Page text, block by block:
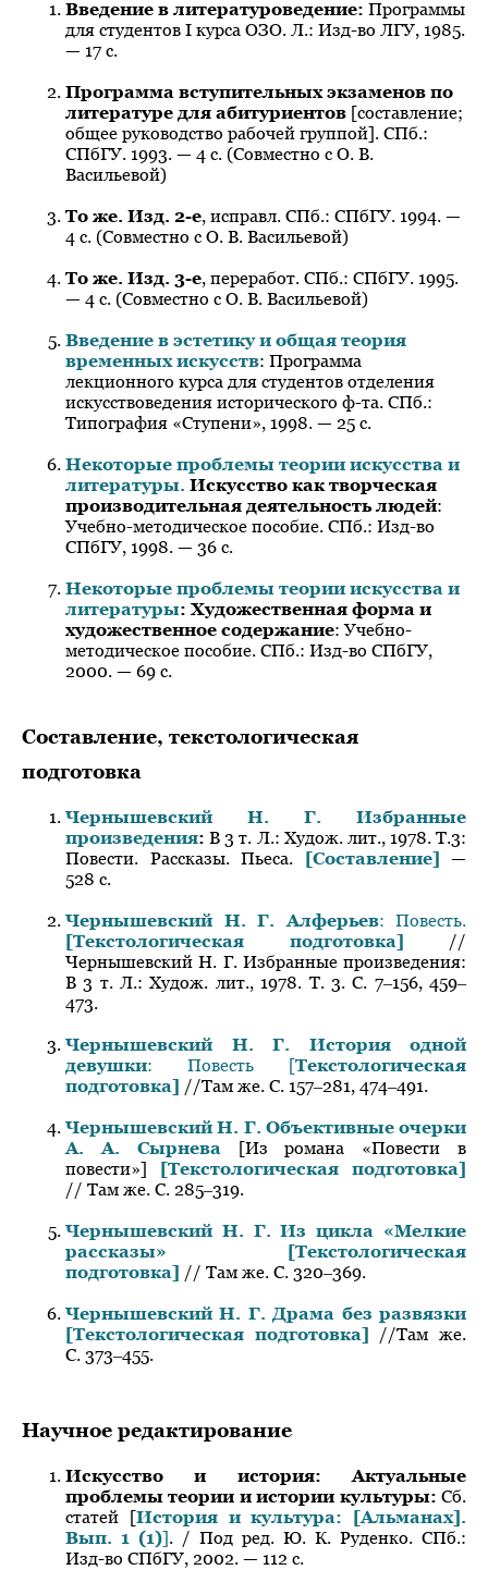
Введение в литературоведение: Программы
для студентов I курса ОЗО. Л.: Изд-во ЛГУ, 1985.
— 17 с.
Программа вступительных экзаменов по
литературе для абитуриентов [составление;
общее руководство рабочей группой]. СПб.:
СПбГУ. 1993. — 4 с. (Совместно с О. В.
Васильевой)
То же. Изд. 2-е, исправл. СПб.: СПбГУ. 1994. —
4 с. (Совместно с О. В. Васильевой)
То же. Изд. 3-е, переработ. СПб.: СПбГУ. 1995.
— 4 с. (Совместно с О. В. Васильевой)
Введение в эстетику и общая теория
временных искусств: Программа
лекционного курса для студентов отделения
искусствоведения исторического ф-та. СПб.:
Типография «Ступени», 1998. — 25 с.
Некоторые проблемы теории искусства и
литературы. Искусство как творческая
производительная деятельность людей:
Учебно-методическое пособие. СПб.: Изд-во
СПбГУ, 1998. — 36 с.
Некоторые проблемы теории искусства и
литературы: Художественная форма и
художественное содержание: Учебно-
методическое пособие. СПб.: Изд-во СПбГУ,
2000. — 69 с.
Составление, текстологическая
подготовка
Чернышевский Н. Г. Избранные
произведения:В 3 т. Л.: Худож. лит., 1978. Т.3:
Повести. Рассказы. Пьеса. [Составление] —
528 с.
Чернышевский Н. Г. Алферьев: Повесть.
[Текстологическая подготовка] //
Чернышевский Н. Г. Избранные произведения:
В 3 т. Л.: Худож. лит., 1978. Т. 3. С. 7‒156, 459‒
473.
Чернышевский Н. Г. История одной
девушки: Повесть [Текстологическая
подготовка] //Там же. С. 157‒281, 474‒491.
Чернышевский Н. Г. Объективные очерки
А. А. Сырнева [Из романа «Повести в
повести»] [Текстологическая подготовка]
// Там же. С. 285‒319.
Чернышевский Н. Г. Из цикла «Мелкие
рассказы»
[Текстологическая
подготовка] // Там же. С. 320‒369.
Чернышевский Н. Г. Драма без развязки
[Текстологическая подготовка] //Там же.
С. 373‒455.
Научное редактирование
Искусство и история: Актуальные
проблемы теории и истории культуры: Сб.
статей [История и культура: [Альманах].
Вып. 1 (1)]. / Под ред. Ю. К. Руденко. СПб.:
Изд-во СПбГУ, 2002. — 112 с.